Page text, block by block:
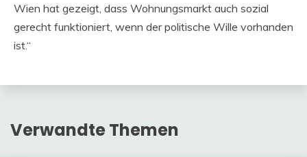
Wien hat gezeigt, dass Wohnungsmarkt auch sozial
gerecht funktioniert, wenn der politische Wille vorhanden
ist.“
Verwandte Themen